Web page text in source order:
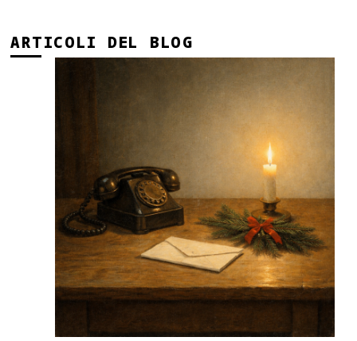
ARTICOLI DEL BLOG